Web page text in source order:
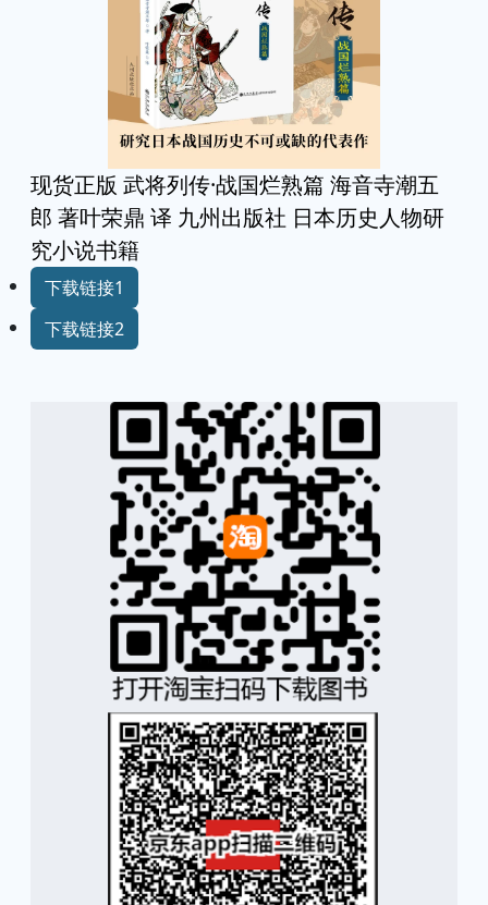
现货正版 武将列传·战国烂熟篇 海音寺潮五
郎 著叶荣鼎 译 九州出版社 日本历史人物研
究小说书籍
下载链接1
下载链接2